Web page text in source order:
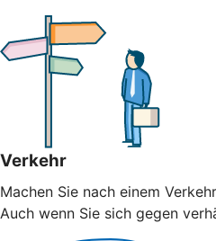
Verkehr
Machen Sie nach einem
Auch wenn Sie sich gegen